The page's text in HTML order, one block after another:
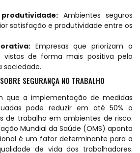
Ambientes seguros
satisfação e produtividade entre os
Empresas que priorizam a
vistas de forma mais positiva pelo
sociedade.
SEGURANÇA NO TRABALHO
que a implementação de medidas
pode reduzir em até 50% o
de trabalho em ambientes de risco.
Mundial da Saúde (OMS) aponta
é um fator determinante para a
de vida dos trabalhadores.